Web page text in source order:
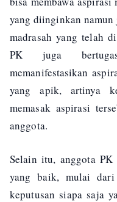
yang diinginkan
madrasah yang telah
PK juga
memanifestasikan
yang apik, artinya
memasak aspirasi
anggota.
Selain itu, anggota
yang baik, mulai dari
keputusan siapa saja